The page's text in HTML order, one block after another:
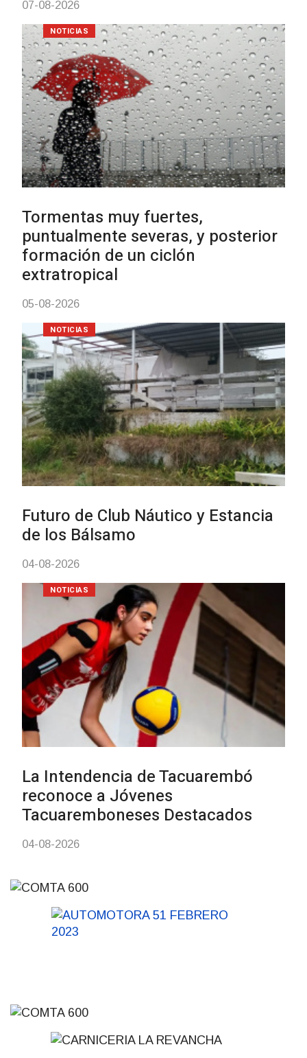
03-08-2026
Clases de Muai Thai en
Charrúa
NOTICIAS
con discapacidad y adultos
mayores
03-08-2026
Actualización sobre la agenda
vacunación contra el
meningococo
03-08-2026
NOTICIAS